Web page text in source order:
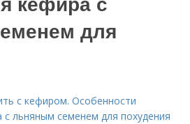
для
с кефиром. Особенности
льняным семенем для похудения